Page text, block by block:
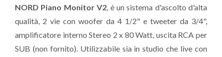
NORD Piano Monitor V2, è un sistema d'ascolto d'alta
qualità, 2 vie con woofer da 4 1/2" e tweeter da 3/4",
amplificatore interno Stereo 2 x 80 Watt, uscita RCA per
SUB (non fornito). Utilizzabile sia in studio che live con